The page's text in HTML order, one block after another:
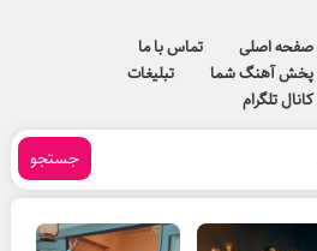
صفحه اصلی
تماس با ما
پخش آهنگ شما
تبلیغات
کانال تلگرام
جستجو